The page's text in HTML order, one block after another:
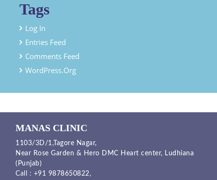
Tags
Log In
Entries Feed
Comments Feed
WordPress.org
MANAS CLINIC
1103/3D/1,Tagore Nagar,
Near Rose Garden & Hero DMC Heart center, Ludhiana
(Punjab)
Call : +91 9878650822,